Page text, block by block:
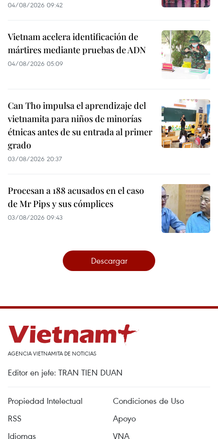
04/08/2026 09:42
Vietnam acelera identificación de
mártires mediante pruebas de ADN
04/08/2026 05:09
Can Tho impulsa el aprendizaje del
vietnamita para niños de minorías
étnicas antes de su entrada al primer
grado
03/08/2026 20:37
Procesan a 188 acusados en el caso
de Mr Pips y sus cómplices
03/08/2026 09:43
Descargar
AGENCIA VIETNAMITA DE NOTICIAS
Editor en jefe: TRAN TIEN DUAN
Propiedad Intelectual
Condiciones de Uso
RSS
Apoyo
Idiomas
VNA